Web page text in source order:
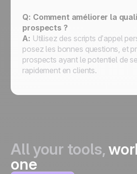
Q: Comment améliorer la
prospects ?
A: Utilisez des scripts d’appel
posez les bonnes questions, et
prospects ayant le potentiel de
rapidement en clients.
All your tools,
one